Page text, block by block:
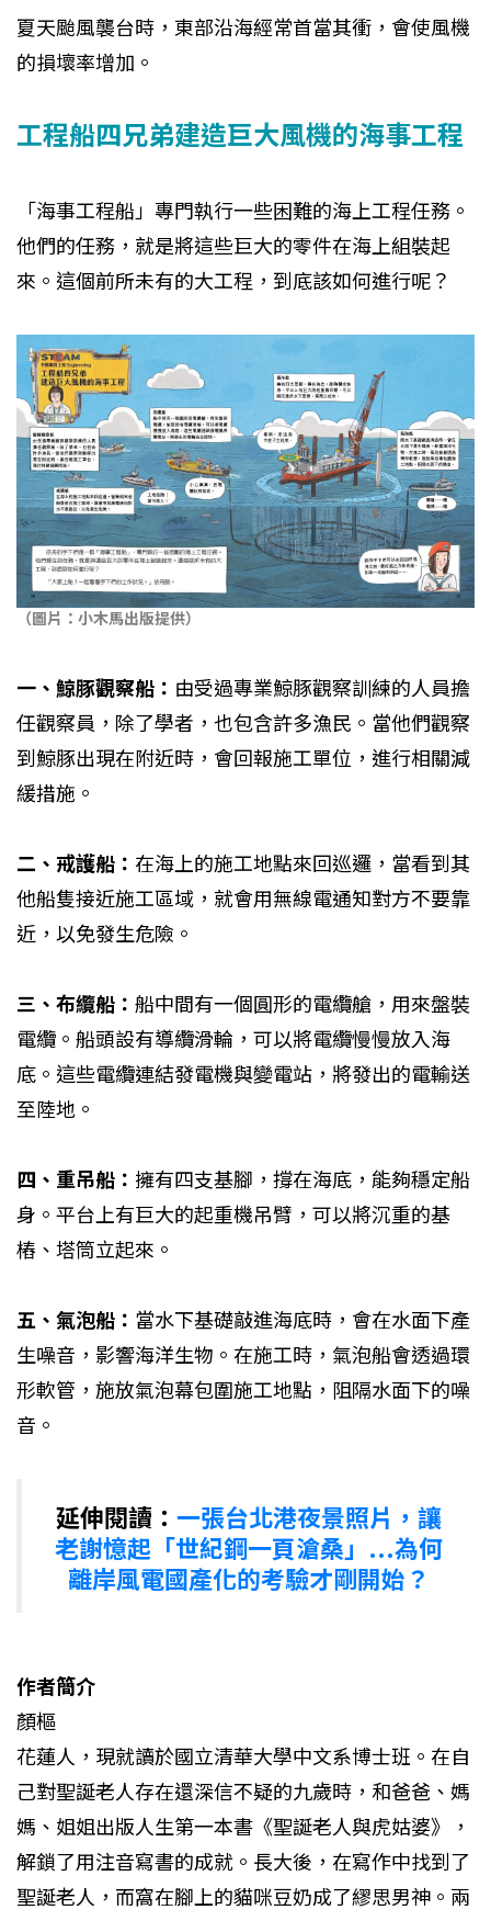
夏天颱風襲台時，東部沿海經常首當其衝，會使風機
的損壞率增加。
工程船四兄弟建造巨大風機的海事工程
「海事工程船」專門執行一些困難的海上工程任務。
他們的任務，就是將這些巨大的零件在海上組裝起
來。這個前所未有的大工程，到底該如何進行呢？
（圖片：小木馬出版提供）
一、鯨豚觀察船： 由受過專業鯨豚觀察訓練的人員擔
任觀察員，除了學者，也包含許多漁民。當他們觀察
到鯨豚出現在附近時，會回報施工單位，進行相關減
緩措施。
二、戒護船： 在海上的施工地點來回巡邏，當看到其
他船隻接近施工區域，就會用無線電通知對方不要靠
近，以免發生危險。
三、布纜船： 船中間有一個圓形的電纜艙，用來盤裝
電纜。船頭設有導纜滑輪，可以將電纜慢慢放入海
底。這些電纜連結發電機與變電站，將發出的電輸送
至陸地。
四、重吊船： 擁有四支基腳，撐在海底，能夠穩定船
身。平台上有巨大的起重機吊臂，可以將沉重的基
樁、塔筒立起來。
五、氣泡船： 當水下基礎敲進海底時，會在水面下產
生噪音，影響海洋生物。在施工時，氣泡船會透過環
形軟管，施放氣泡幕包圍施工地點，阻隔水面下的噪
音。
延伸閱讀： 一張台北港夜景照片，讓
老謝憶起「世紀鋼一頁滄桑」...為何
離岸風電國產化的考驗才剛開始？
作者簡介
顏樞
花蓮人，現就讀於國立清華大學中文系博士班。在自
己對聖誕老人存在還深信不疑的九歲時，和爸爸、媽
媽、姐姐出版人生第一本書《聖誕老人與虎姑婆》，
解鎖了用注音寫書的成就。長大後，在寫作中找到了
聖誕老人，而窩在腳上的貓咪豆奶成了繆思男神。兩